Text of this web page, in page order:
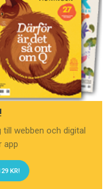
webben och digital
app
KR!